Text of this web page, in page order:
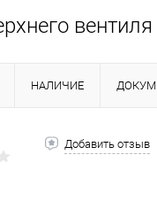
вентиля
НАЛИЧИЕ
Добавить отзыв